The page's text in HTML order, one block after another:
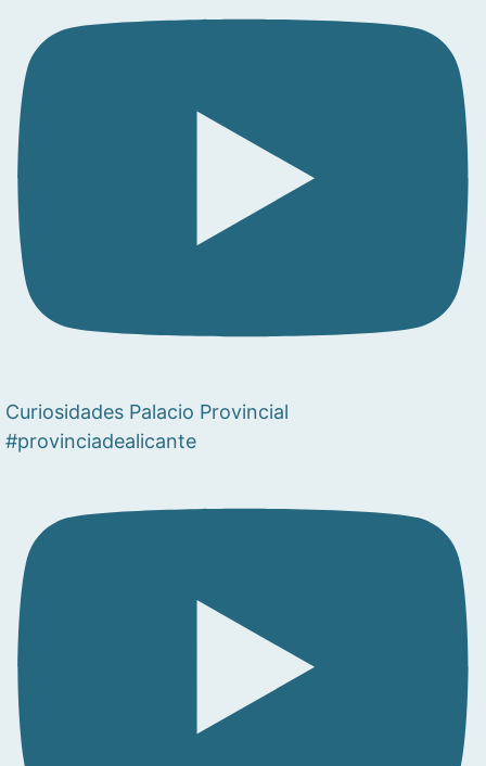
Curiosidades Palacio Provincial
#provinciadealicante